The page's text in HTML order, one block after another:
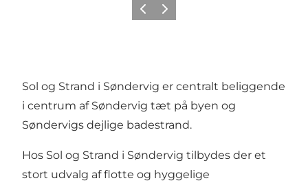
ForrigeNeste
Sol og Strand i Søndervig er centralt beliggende
i centrum af Søndervig tæt på byen og
Søndervigs dejlige badestrand.
Hos Sol og Strand i Søndervig tilbydes der et
stort udvalg af flotte og hyggelige